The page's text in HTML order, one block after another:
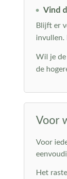
Vind
Blijft er
invullen.
Wil je de
de
Voor
Voor
Het